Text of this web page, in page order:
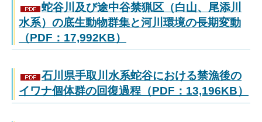
蛇谷川及び途中谷禁猟区（白山、尾添川
水系）の底生動物群集と河川環境の長期変動
（PDF：17,992KB）
石川県手取川水系蛇谷における禁漁後の
イワナ個体群の回復過程（PDF：13,196KB）